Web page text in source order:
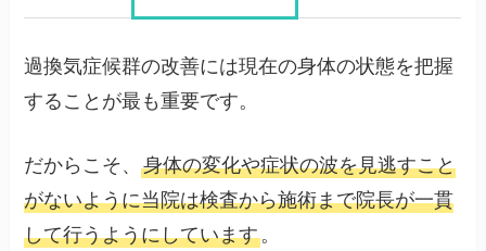
過換気症候群の改善には現在の身体の状態を把握
することが最も重要です。
だからこそ、身体の変化や症状の波を見逃すこと
がないように当院は検査から施術まで院長が一貫
して行うようにしています。